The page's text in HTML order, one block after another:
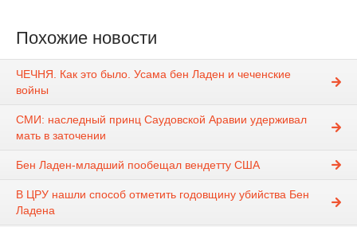
Похожие новости
ЧЕЧНЯ. Как это было. Усама бен Ладен и чеченские
войны
СМИ: наследный принц Саудовской Аравии удерживал
мать в заточении
Бен Ладен-младший пообещал вендетту США
В ЦРУ нашли способ отметить годовщину убийства Бен
Ладена